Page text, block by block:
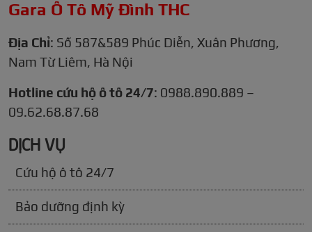
Gara Ô Tô Mỹ Đình THC
Địa Chỉ: Số 587&589 Phúc Diễn, Xuân Phương,
Nam Từ Liêm, Hà Nội
Hotline cứu hộ ô tô 24/7: 0988.890.889 –
09.62.68.87.68
DỊCH VỤ
Cứu hộ ô tô 24/7
Bảo dưỡng định kỳ